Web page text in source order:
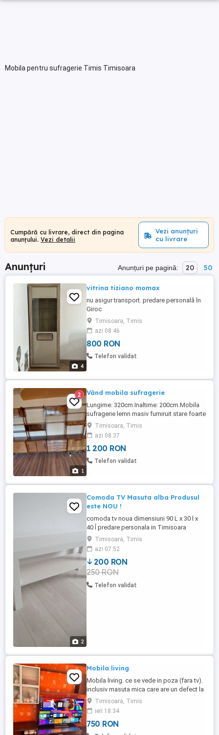
Mobila pentru sufragerie Timis Timisoara
Cumpără cu livrare, direct din pagina
anunțului. Vezi detalii
Vezi anunțuri
cu livrare
Anunțuri Anunțuri pe pagină: 20 50
4
vitrina tiziano momax
nu asigur transport. predare personală în
Giroc
Timisoara, Timis
azi 08:46
800 RON
Telefon validat
1
2 Vând mobila sufragerie
Lungime: 320cm.Inaltime: 200cm.Mobila
sufragerie lemn masiv furniruit stare foarte
bună formata din 4 corpuri.
Timisoara, Timis
azi 08:37
1 200 RON
Telefon validat
2
Comoda TV Masuta alba Produsul
este NOU !
comoda tv noua dimensiuni 90 L x 30 l x
40 Î predare personala in Timisoara
produsul este NOU poze reale
Timisoara, Timis
azi 07:52
200 RON
250 RON
Telefon validat
Mobila living
Mobila living. ce se vede in poza (fara tv).
inclusiv masuta mica care are un defect la
un picior. pedare personala in Timisoara.
Timisoara, Timis
ieri 18:34
750 RON